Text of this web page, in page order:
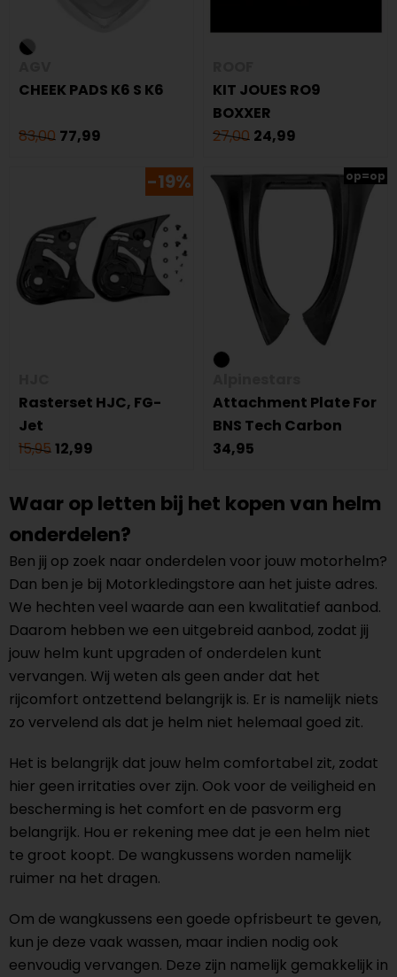
CHEEK PADS K6 S K6
83,00 77,99
KIT JOUES RO9
BOXXER
27,00 24,99
-19%
Rasterset HJC, FG-
Jet
15,9512,99
op=op
Attachment Plate For
BNS Tech Carbon
34,95
Waar op letten bij het kopen van helm
onderdelen?
Ben jij op zoek naar onderdelen voor jouw motorhelm?
Dan ben je bij Motorkledingstore aan het juiste adres.
We hechten veel waarde aan een kwalitatief aanbod.
Daarom hebben we een uitgebreid aanbod, zodat jij
jouw helm kunt upgraden of onderdelen kunt
vervangen. Wij weten als geen ander dat het
rijcomfort ontzettend belangrijk is. Er is namelijk niets
zo vervelend als dat je helm niet helemaal goed zit.
Het is belangrijk dat jouw helm comfortabel zit, zodat
hier geen irritaties over zijn. Ook voor de veiligheid en
bescherming is het comfort en de pasvorm erg
belangrijk. Hou er rekening mee dat je een helm niet
te groot koopt. De wangkussens worden namelijk
ruimer na het dragen.
Om de wangkussens een goede opfrisbeurt te geven,
kun je deze vaak wassen, maar indien nodig ook
eenvoudig vervangen. Deze zijn namelijk gemakkelijk in